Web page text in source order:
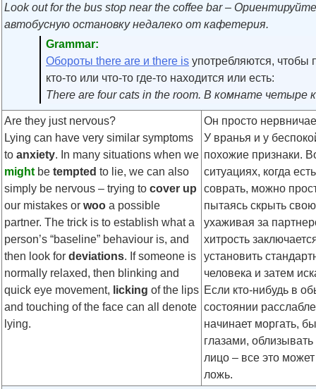
Look out for the bus stop near the coffee bar –
автобусную остановку недалеко от кафетерия.
Grammar:
Обороты there are и there is употребляются, чтобы
кто-то или что-то где-то находится или есть:
There are four cats in the room. В комнате четыре
Are they just nervous?
Lying can have very similar symptoms
to anxiety. In many situations when we
might be tempted to lie, we can also
simply be nervous – trying to cover up
our mistakes or woo a possible
partner. The trick is to establish what a
person’s “baseline” behaviour is, and
then look for deviations. If someone is
normally relaxed, then blinking and
quick eye movement, licking of the lips
and touching of the face can all denote
lying.
Он просто
У вранья и у
похожие признаки.
ситуациях, когда
соврать, можно
пытаясь скрыть
ухаживая за
хитрость
установить
человека и затем
Если кто-нибудь в
состоянии
начинает моргать,
глазами, облизывать
лицо – все это
ложь.